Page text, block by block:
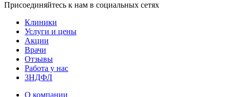
Присоединяйтесь к нам в социальных сетях
Клиники
Услуги и цены
Акции
Врачи
Отзывы
Работа у нас
3НДФЛ
О компании